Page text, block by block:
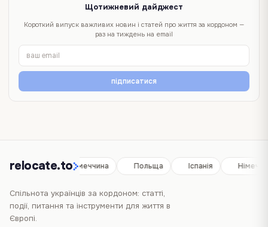
Щотижневий дайджест
Короткий випуск важливих новин і статей про життя за кордоном —
раз на тиждень на email
підписатися
relocate.to
Іспанія Німеччина Польща Іспанія
Спільнота українців за кордоном: статті,
події, питання та інструменти для життя в
Європі.